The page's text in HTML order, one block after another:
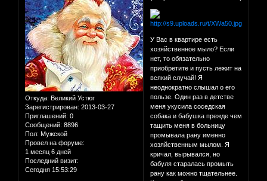
Откуда: Великий Устюг
Зарегистрирован: 2013-03-27
Приглашений: 0
Сообщений: 8896
Пол: Мужской
Провел на форуме:
1 месяц 6 дней
Последний визит:
Сегодня 15:53:29
У Вас в квартире есть
хозяйственное мыло? Если
нет, то обязательно
приобретите и пусть лежит на
всякий случай! Я
неоднократно слышал о его
пользе. Один раз в детстве
меня укусила соседская
собака и бабушка прежде чем
тащить меня в больницу
промывала рану именно
хозяйственным мылом. Я
кричал, вырывался, но
бабуля старалась промыть
рану как можно тщательнее.